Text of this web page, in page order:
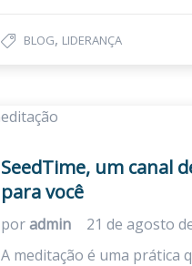
BLOG, LIDERANÇA
SeedTime, um canal
para você
poradmin
21 de agosto
A meditação é uma prática